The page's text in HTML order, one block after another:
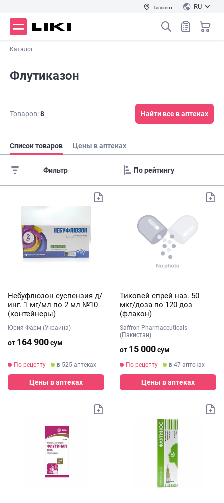
Ташкент RU
Каталог
Флутиказон
Товаров:8 Найти все в аптеках
Список товаров Цены в аптеках
Фильтр
Небуфлюзон суспензия д/
инг. 1 мг/мл по 2 мл №10
(контейнеры)
Юрия Фарм (Украина)
от 164 900сум
По рецепту в 525 аптеках
Цены в аптеках
Тиковей спрей наз. 50
мкг/доза по 120 доз
(флакон)
Saffron Pharmaceuticals
(Пакистан)
от 15 000сум
По рецепту в 47 аптеках
Цены в аптеках